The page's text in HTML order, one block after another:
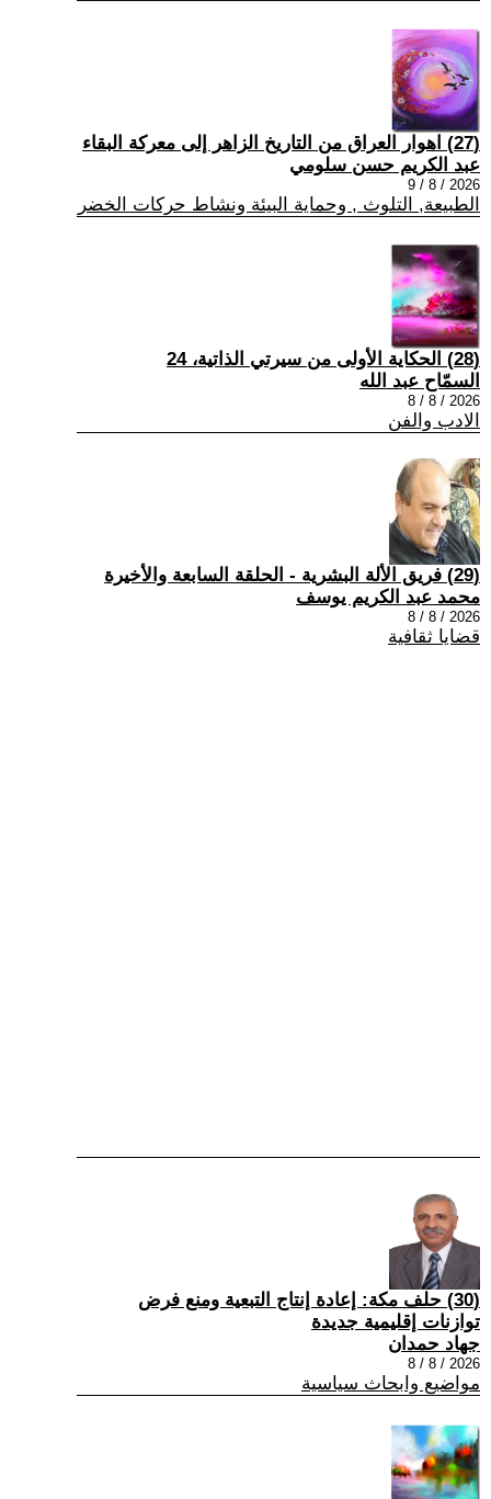
(27) اهوار العراق من التاريخ الزاهر إلى معركة البقاء
عبد الكريم حسن سلومي
2026 / 8 / 9
الطبيعة, التلوث , وحماية البيئة ونشاط حركات الخضر
(28) الحكاية الأولى من سيرتي الذاتية، 24
السمّاح عبد الله
2026 / 8 / 8
الادب والفن
(29) فريق الألة البشرية - الحلقة السابعة والأخيرة
محمد عبد الكريم يوسف
2026 / 8 / 8
قضايا ثقافية
(30) حلف مكة: إعادة إنتاج التبعية ومنع فرض
توازنات إقليمية جديدة
جهاد حمدان
2026 / 8 / 8
مواضيع وابحاث سياسية